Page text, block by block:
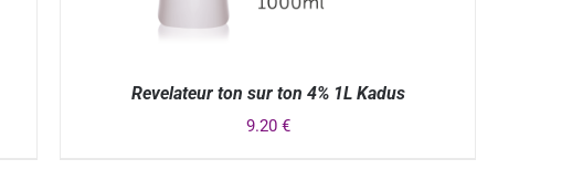
Revelateur ton sur ton 4% 1L Kadus
9.20 €